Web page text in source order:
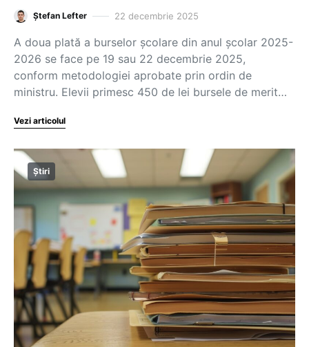
Ștefan Lefter 22 decembrie 2025
A doua plată a burselor școlare din anul școlar 2025-
2026 se face pe 19 sau 22 decembrie 2025,
conform metodologiei aprobate prin ordin de
ministru. Elevii primesc 450 de lei bursele de merit…
Vezi articolul
Știri